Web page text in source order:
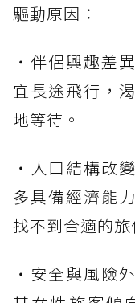
驅動原因：
・伴侶興趣差
宜長途飛行，
地等待。
・人口結構改
多具備經濟能
找不到合適的旅
・安全與風險